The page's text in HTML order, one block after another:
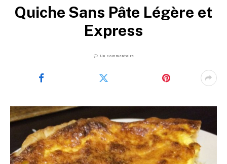
Quiche Sans Pâte Légère et
Express
Un commentaire